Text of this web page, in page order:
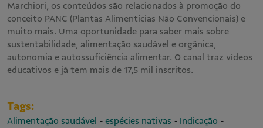
Marchiori, os conteúdos são relacionados à promoção do
conceito PANC (Plantas Alimentícias Não Convencionais) e
muito mais. Uma oportunidade para saber mais sobre
sustentabilidade, alimentação saudável e orgânica,
autonomia e autossuficiência alimentar. O canal traz vídeos
educativos e já tem mais de 17,5 mil inscritos.
Tags:
Alimentação saudável - espécies nativas - Indicação -